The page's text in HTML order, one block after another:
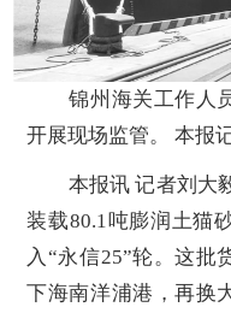
锦州海关工作人员
开展现场监管。 本报
本报讯 记者刘大毅
装载80.1吨膨润土猫
入“永信25”轮。这批
下海南洋浦港，再换